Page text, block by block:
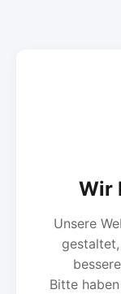
Wir
Unsere
Bitte